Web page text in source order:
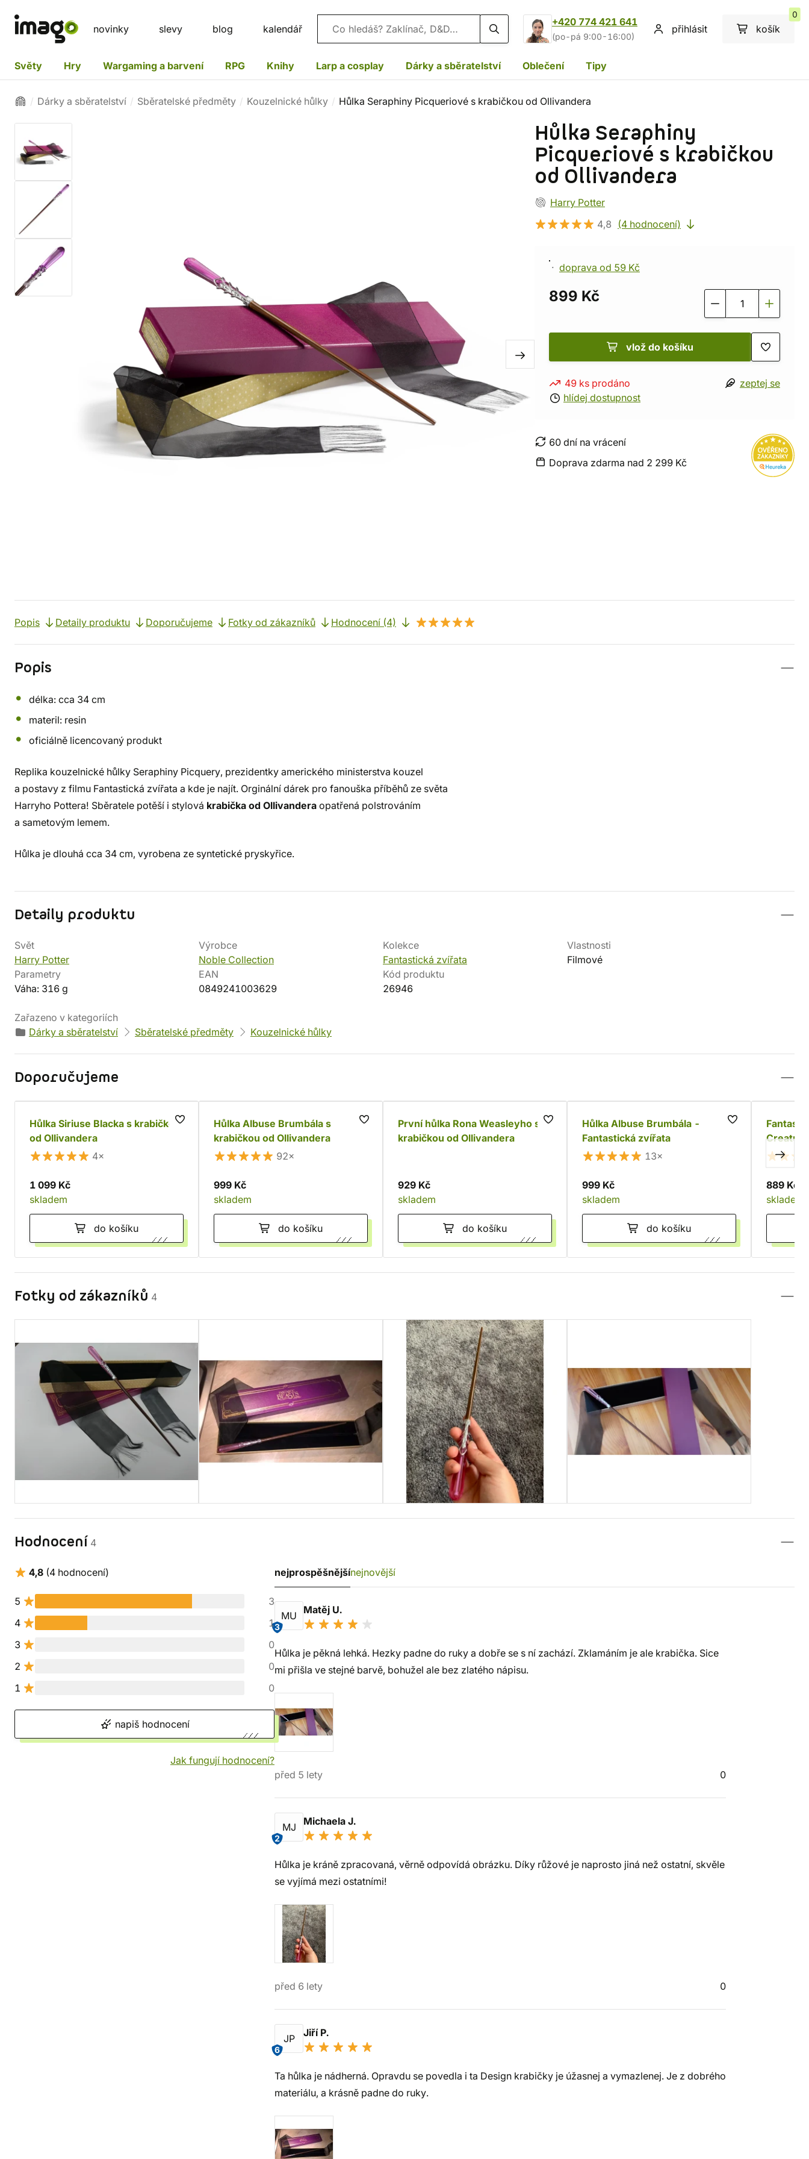
novinky slevy blog kalendář Vyhledávání
+420 774 421 641
(po-pá 9:00-16:00)
přihlásit košík
0
Světy Hry Wargaming a barvení RPG Knihy Larp a cosplay Dárky a sběratelství Oblečení Tipy
Dárky a sběratelství Sběratelské předměty Kouzelnické hůlky Hůlka Seraphiny Picqueriové s krabičkou od Ollivandera
Hůlka Seraphiny
Picqueriové s krabičkou
od Ollivandera
Harry Potter
4,8
(4 hodnocení)
doprava od 59 Kč
899 Kč
vlož do košíku
49 ks prodáno
hlídej dostupnost
zeptej se
60 dní na vrácení
Doprava zdarma nad 2 299 Kč
Popis Detaily produktu Doporučujeme Fotky od zákazníků Hodnocení (4)
Popis
délka: cca 34 cm
materil: resin
oficiálně licencovaný produkt
Replika kouzelnické hůlky Seraphiny Picquery, prezidentky amerického ministerstva kouzel
a postavy z filmu Fantastická zvířata a kde je najít. Orginální dárek pro fanouška příběhů ze světa
Harryho Pottera! Sběratele potěší i stylová krabička od Ollivandera opatřená polstrováním
a sametovým lemem.
Hůlka je dlouhá cca 34 cm, vyrobena ze syntetické pryskyřice.
Detaily produktu
Svět
Harry Potter
Výrobce
Noble Collection
Kolekce
Fantastická zvířata
Vlastnosti
Filmové
Parametry
Váha: 316 g
EAN
0849241003629
Kód produktu
26946
Zařazeno v kategoriích
Dárky a sběratelství
Sběratelské předměty Kouzelnické hůlky
Doporučujeme
Hůlka Siriuse Blacka s krabičkou
od Ollivandera
4×
1 099 Kč
skladem
do košíku
Hůlka Albuse Brumbála s
krabičkou od Ollivandera
92×
999 Kč
skladem
do košíku
První hůlka Rona Weasleyho s
krabičkou od Ollivandera
929 Kč
skladem
do košíku
Hůlka Albuse Brumbála -
Fantastická zvířata
13×
999 Kč
skladem
do košíku
889 Kč
skladem
Fotky od zákazníků 4
Hodnocení 4
4,8 (4 hodnocení)
5
3
4
1
3
0
2
0
1
0
napiš hodnocení
Jak fungují hodnocení?
nejprospěšnějšínejnovější
MU
3
Matěj U.
Hůlka je pěkná lehká. Hezky padne do ruky a dobře se s ní zachází. Zklamáním je ale krabička. Sice
mi přišla ve stejné barvě, bohužel ale bez zlatého nápisu.
před 5 lety 0
MJ
2
Michaela J.
Hůlka je kráně zpracovaná, věrně odpovídá obrázku. Díky růžové je naprosto jiná než ostatní, skvěle
se vyjímá mezi ostatními!
před 6 lety 0
JP
6
Jiří P.
Ta hůlka je nádherná. Opravdu se povedla i ta Design krabičky je úžasnej a vymazlenej. Je z dobrého
materiálu, a krásně padne do ruky.